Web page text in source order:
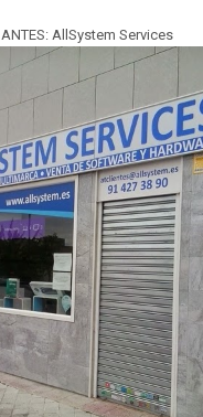
ANTES: AllSystem Services